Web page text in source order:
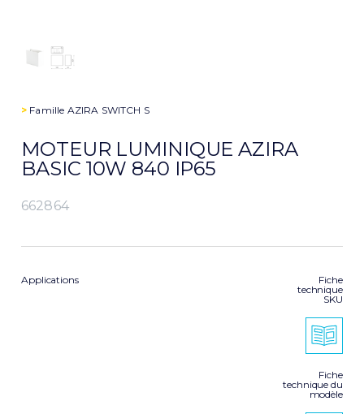
> Famille AZIRA SWITCH S
MOTEUR LUMINIQUE AZIRA
BASIC 10W 840 IP65
662864
Applications
Fiche
technique
SKU
Fiche
technique du
modèle